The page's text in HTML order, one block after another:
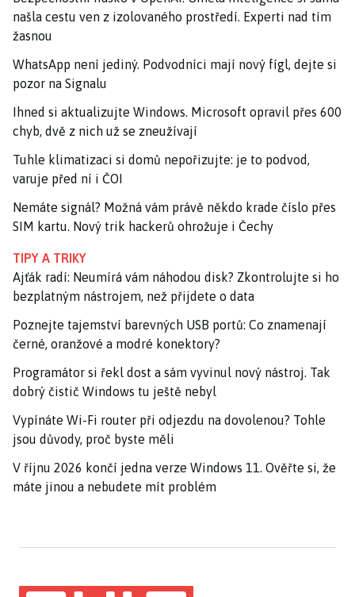
našla cestu ven z izolovaného prostředí. Experti nad tím
žasnou
WhatsApp není jediný. Podvodníci mají nový fígl, dejte si
pozor na Signalu
Ihned si aktualizujte Windows. Microsoft opravil přes 600
chyb, dvě z nich už se zneužívají
Tuhle klimatizaci si domů nepořizujte: je to podvod,
varuje před ní i ČOI
Nemáte signál? Možná vám právě někdo krade číslo přes
SIM kartu. Nový trik hackerů ohrožuje i Čechy
TIPY A TRIKY
Ajťák radí: Neumírá vám náhodou disk? Zkontrolujte si ho
bezplatným nástrojem, než přijdete o data
Poznejte tajemství barevných USB portů: Co znamenají
černé, oranžové a modré konektory?
Programátor si řekl dost a sám vyvinul nový nástroj. Tak
dobrý čistič Windows tu ještě nebyl
Vypínáte Wi-Fi router při odjezdu na dovolenou? Tohle
jsou důvody, proč byste měli
V říjnu 2026 končí jedna verze Windows 11. Ověřte si, že
máte jinou a nebudete mít problém